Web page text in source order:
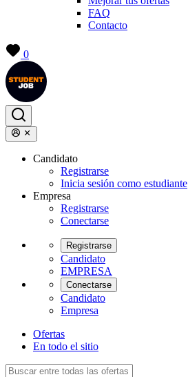
FAQ
Contacto
0
Candidato
Registrarse
Inicia sesión como estudiante
Empresa
Registrarse
Conectarse
Registrarse
Candidato
EMPRESA
Conectarse
Candidato
Empresa
Ofertas
En todo el sitio